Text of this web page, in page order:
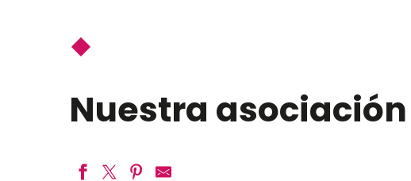
Nuestra asociación